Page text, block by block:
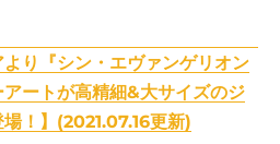
より『シン・エヴァンゲリオン
ートが高精細&大サイズのジ
！】(2021.07.16更新)